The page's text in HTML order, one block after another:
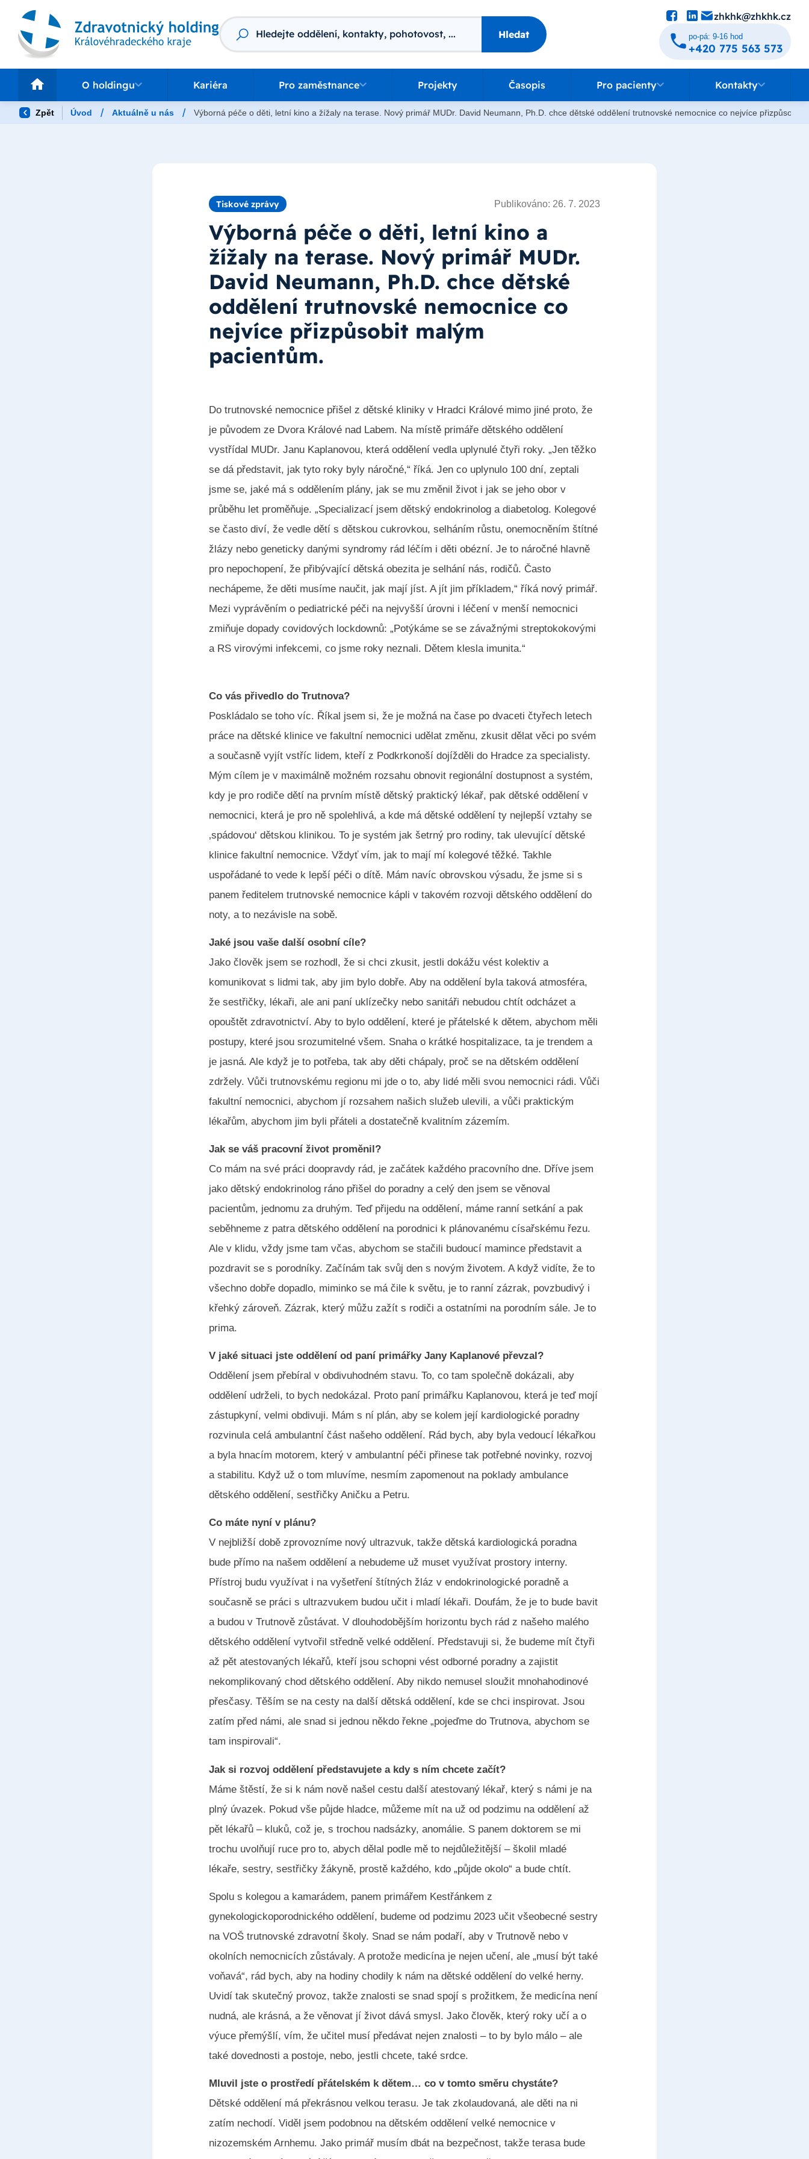
Vyhledávání
Hledat
zhkhk@zhkhk.cz
po-pá: 9-16 hod
+420 775 563 573
O holdingu Kariéra Pro zaměstnance Projekty Časopis Pro pacienty Kontakty
Zpět Úvod / Aktuálně u nás / Výborná péče o děti, letní kino a žížaly na terase. Nový primář MUDr. David Neumann, Ph.D. chce dětské oddělení trutnovské nemocnice co nejvíce přizpůsobit
Tiskové zprávy Publikováno: 26. 7. 2023
Výborná péče o děti, letní kino a
žížaly na terase. Nový primář MUDr.
David Neumann, Ph.D. chce dětské
oddělení trutnovské nemocnice co
nejvíce přizpůsobit malým
pacientům.
Do trutnovské nemocnice přišel z dětské kliniky v Hradci Králové mimo jiné proto, že
je původem ze Dvora Králové nad Labem. Na místě primáře dětského oddělení
vystřídal MUDr. Janu Kaplanovou, která oddělení vedla uplynulé čtyři roky. „Jen těžko
se dá představit, jak tyto roky byly náročné,“ říká. Jen co uplynulo 100 dní, zeptali
jsme se, jaké má s oddělením plány, jak se mu změnil život i jak se jeho obor v
průběhu let proměňuje. „Specializací jsem dětský endokrinolog a diabetolog. Kolegové
se často diví, že vedle dětí s dětskou cukrovkou, selháním růstu, onemocněním štítné
žlázy nebo geneticky danými syndromy rád léčím i děti obézní. Je to náročné hlavně
pro nepochopení, že přibývající dětská obezita je selhání nás, rodičů. Často
nechápeme, že děti musíme naučit, jak mají jíst. A jít jim příkladem,“ říká nový primář.
Mezi vyprávěním o pediatrické péči na nejvyšší úrovni i léčení v menší nemocnici
zmiňuje dopady covidových lockdownů: „Potýkáme se se závažnými streptokokovými
a RS virovými infekcemi, co jsme roky neznali. Dětem klesla imunita.“
Co vás přivedlo do Trutnova?
Poskládalo se toho víc. Říkal jsem si, že je možná na čase po dvaceti čtyřech letech
práce na dětské klinice ve fakultní nemocnici udělat změnu, zkusit dělat věci po svém
a současně vyjít vstříc lidem, kteří z Podkrkonoší dojížděli do Hradce za specialisty.
Mým cílem je v maximálně možném rozsahu obnovit regionální dostupnost a systém,
kdy je pro rodiče dětí na prvním místě dětský praktický lékař, pak dětské oddělení v
nemocnici, která je pro ně spolehlivá, a kde má dětské oddělení ty nejlepší vztahy se
‚spádovou‘ dětskou klinikou. To je systém jak šetrný pro rodiny, tak ulevující dětské
klinice fakultní nemocnice. Vždyť vím, jak to mají mí kolegové těžké. Takhle
uspořádané to vede k lepší péči o dítě. Mám navíc obrovskou výsadu, že jsme si s
panem ředitelem trutnovské nemocnice kápli v takovém rozvoji dětského oddělení do
noty, a to nezávisle na sobě.
Jaké jsou vaše další osobní cíle?
Jako člověk jsem se rozhodl, že si chci zkusit, jestli dokážu vést kolektiv a
komunikovat s lidmi tak, aby jim bylo dobře. Aby na oddělení byla taková atmosféra,
že sestřičky, lékaři, ale ani paní uklízečky nebo sanitáři nebudou chtít odcházet a
opouštět zdravotnictví. Aby to bylo oddělení, které je přátelské k dětem, abychom měli
postupy, které jsou srozumitelné všem. Snaha o krátké hospitalizace, ta je trendem a
je jasná. Ale když je to potřeba, tak aby děti chápaly, proč se na dětském oddělení
zdržely. Vůči trutnovskému regionu mi jde o to, aby lidé měli svou nemocnici rádi. Vůči
fakultní nemocnici, abychom jí rozsahem našich služeb ulevili, a vůči praktickým
lékařům, abychom jim byli přáteli a dostatečně kvalitním zázemím.
Jak se váš pracovní život proměnil?
Co mám na své práci doopravdy rád, je začátek každého pracovního dne. Dříve jsem
jako dětský endokrinolog ráno přišel do poradny a celý den jsem se věnoval
pacientům, jednomu za druhým. Teď přijedu na oddělení, máme ranní setkání a pak
seběhneme z patra dětského oddělení na porodnici k plánovanému císařskému řezu.
Ale v klidu, vždy jsme tam včas, abychom se stačili budoucí mamince představit a
pozdravit se s porodníky. Začínám tak svůj den s novým životem. A když vidíte, že to
všechno dobře dopadlo, miminko se má čile k světu, je to ranní zázrak, povzbudivý i
křehký zároveň. Zázrak, který můžu zažít s rodiči a ostatními na porodním sále. Je to
prima.
V jaké situaci jste oddělení od paní primářky Jany Kaplanové převzal?
Oddělení jsem přebíral v obdivuhodném stavu. To, co tam společně dokázali, aby
oddělení udrželi, to bych nedokázal. Proto paní primářku Kaplanovou, která je teď mojí
zástupkyní, velmi obdivuji. Mám s ní plán, aby se kolem její kardiologické poradny
rozvinula celá ambulantní část našeho oddělení. Rád bych, aby byla vedoucí lékařkou
a byla hnacím motorem, který v ambulantní péči přinese tak potřebné novinky, rozvoj
a stabilitu. Když už o tom mluvíme, nesmím zapomenout na poklady ambulance
dětského oddělení, sestřičky Aničku a Petru.
Co máte nyní v plánu?
V nejbližší době zprovozníme nový ultrazvuk, takže dětská kardiologická poradna
bude přímo na našem oddělení a nebudeme už muset využívat prostory interny.
Přístroj budu využívat i na vyšetření štítných žláz v endokrinologické poradně a
současně se práci s ultrazvukem budou učit i mladí lékaři. Doufám, že je to bude bavit
a budou v Trutnově zůstávat. V dlouhodobějším horizontu bych rád z našeho malého
dětského oddělení vytvořil středně velké oddělení. Představuji si, že budeme mít čtyři
až pět atestovaných lékařů, kteří jsou schopni vést odborné poradny a zajistit
nekomplikovaný chod dětského oddělení. Aby nikdo nemusel sloužit mnohahodinové
přesčasy. Těším se na cesty na další dětská oddělení, kde se chci inspirovat. Jsou
zatím před námi, ale snad si jednou někdo řekne „pojeďme do Trutnova, abychom se
tam inspirovali“.
Jak si rozvoj oddělení představujete a kdy s ním chcete začít?
Máme štěstí, že si k nám nově našel cestu další atestovaný lékař, který s námi je na
plný úvazek. Pokud vše půjde hladce, můžeme mít na už od podzimu na oddělení až
pět lékařů – kluků, což je, s trochou nadsázky, anomálie. S panem doktorem se mi
trochu uvolňují ruce pro to, abych dělal podle mě to nejdůležitější – školil mladé
lékaře, sestry, sestřičky žákyně, prostě každého, kdo „půjde okolo“ a bude chtít.
Spolu s kolegou a kamarádem, panem primářem Kestřánkem z
gynekologickoporodnického oddělení, budeme od podzimu 2023 učit všeobecné sestry
na VOŠ trutnovské zdravotní školy. Snad se nám podaří, aby v Trutnově nebo v
okolních nemocnicích zůstávaly. A protože medicína je nejen učení, ale „musí být také
voňavá“, rád bych, aby na hodiny chodily k nám na dětské oddělení do velké herny.
Uvidí tak skutečný provoz, takže znalosti se snad spojí s prožitkem, že medicína není
nudná, ale krásná, a že věnovat jí život dává smysl. Jako člověk, který roky učí a o
výuce přemýšlí, vím, že učitel musí předávat nejen znalosti – to by bylo málo – ale
také dovednosti a postoje, nebo, jestli chcete, také srdce.
Mluvil jste o prostředí přátelském k dětem… co v tomto směru chystáte?
Dětské oddělení má překrásnou velkou terasu. Je tak zkolaudovaná, ale děti na ni
zatím nechodí. Viděl jsem podobnou na dětském oddělení velké nemocnice v
nizozemském Arnhemu. Jako primář musím dbát na bezpečnost, takže terasa bude